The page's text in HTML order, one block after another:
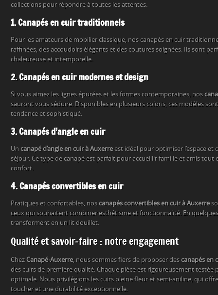
collections pour répondre à toutes les attentes.
1. Canapés en cuir traditionnels
Pour les amateurs de mobilier classique, nos canapés en cuir
raffinées, des accoudoirs élégants et des coutures soignées. Ils sont
chaleureuse et intemporelle.
2. Canapés en cuir modernes et design
Si vous aimez les lignes épurées et les formes contemporaines, nos
sauront vous séduire. Disponibles en plusieurs coloris, ces modèles
tendance et sophistiqué.
3. Canapés d’angle en cuir
Un canapé d’angle en cuir à Auxerreest idéal pour optimiser l’espace et
séjour. Ce type de canapé est parfait pour accueillir famille et amis
confort.
4. Canapés convertibles en cuir
Pratiques et confortables, nos canapés convertibles en cuir à Auxerre
ceux qui souhaitent combiner esthétisme et fonctionnalité. En quelques
transforment en un lit douillet.
Qualité et savoir-faire : notre engagement
Chez Canapé-Auxerre, nous sommes fiers de proposer des canapés en
des cuirs de première qualité. Chaque pièce est rigoureusement testée
optimale. Nous privilégions les cuirs pleine fleur et semi-aniline, qui
toucher et une durabilité exceptionnelle.